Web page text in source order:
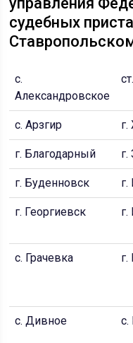
судебных
с.
Александровское
с. Арзгир
г. Благодарный
г. Буденновск
г. Георгиевск г.
с. Грачевка
с. Дивное с.